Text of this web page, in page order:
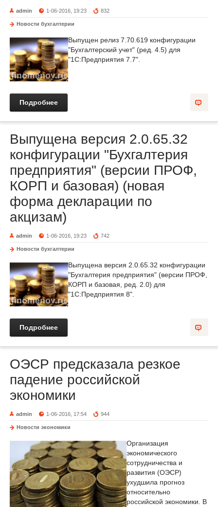
admin 1-06-2016, 19:23 832
Новости бухгалтерии
Выпущен релиз 7.70.619 конфигурации
"Бухгалтерский учет" (ред. 4.5) для
"1С:Предприятия 7.7".
Подробнее
Выпущена версия 2.0.65.32
конфигурации "Бухгалтерия
предприятия" (версии ПРОФ,
КОРП и базовая) (новая
форма декларации по
акцизам)
admin 1-06-2016, 19:23 742
Новости бухгалтерии
Выпущена версия 2.0.65.32 конфигурации
"Бухгалтерия предприятия" (версии ПРОФ,
КОРП и базовая, ред. 2.0) для
"1С:Предприятия 8".
Подробнее
ОЭСР предсказала резкое
падение российской
экономики
admin 1-06-2016, 17:54 944
Новости экономики
Организация
экономического
сотрудничества и
развития (ОЭСР)
ухудшила прогноз
относительно
российской экономики. В